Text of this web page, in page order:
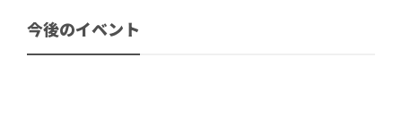
今後のイベント